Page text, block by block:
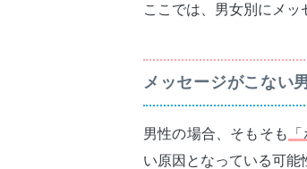
ここでは、男女別にメッ
メッセージがこない
男性の場合、そもそも
い原因となっている可能